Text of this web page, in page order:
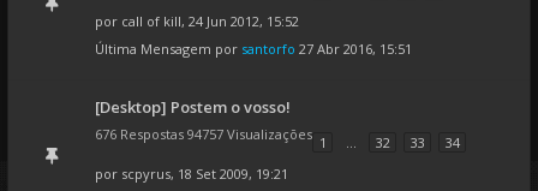
por call of kill, 24 Jun 2012, 15:52
Última Mensagem por santorfo 27 Abr 2016, 15:51
[Desktop] Postem o vosso!
676 Respostas 94757 Visualizações 1 ... 32 33
34
por scpyrus, 18 Set 2009, 19:21